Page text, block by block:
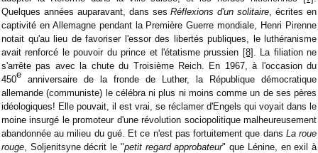
Quelques années auparavant, dans sesRéflexions d'un solitaire , écrites en
captivité en Allemagne pendant la Première Guerre mondiale, Henri Pirenne
notait qu'au lieu de favoriser l'essor des libertés publiques, le luthéranisme
avait renforcé le pouvoir du prince et l'étatisme prussien [8] . La filiation ne
s'arrête pas avec la chute du Troisième Reich. En 1967, à l'occasion du
450e anniversaire de la fronde de Luther, la République démocratique
allemande (communiste) le célébra ni plus ni moins comme un de ses pères
idéologiques! Elle pouvait, il est vrai, se réclamer d'Engels qui voyait dans le
moine insurgé le promoteur d'une révolution sociopolitique malheureusement
abandonnée au milieu du gué. Et ce n'est pas fortuitement que dans La roue
rouge , Soljenitsyne décrit le "petit regard approbateur" que Lénine, en exil à